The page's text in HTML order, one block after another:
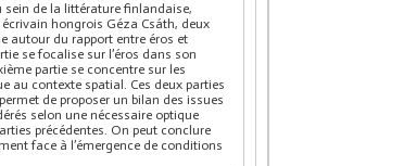
sein de la littérature finlandaise,
hongrois Géza Csáth, deux
autour du rapport entre éros et
se focalise sur l’éros dans son
partie se concentre sur les
au contexte spatial. Ces deux parties
de proposer un bilan des issues
selon une nécessaire optique
précédentes. On peut conclure
face à l’émergence de conditions